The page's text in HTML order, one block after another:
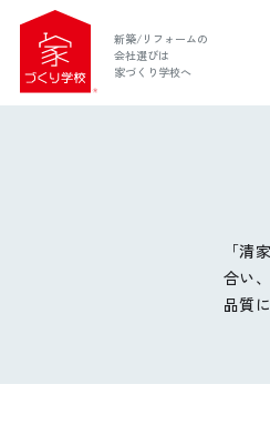
新築/リフォームの
会社選びは
家づくり学校へ
「清
合い
品質